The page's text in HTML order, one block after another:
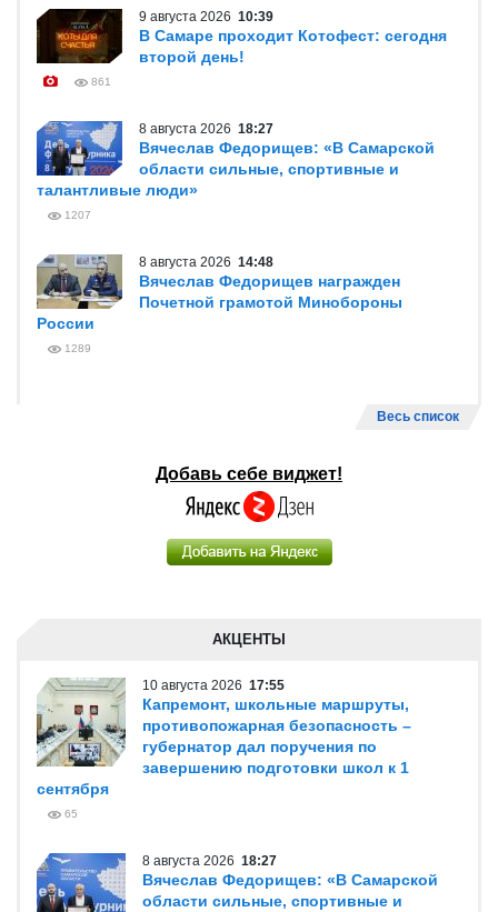
9 августа 2026 10:39
В Самаре проходит Котофест: сегодня
второй день!
861
8 августа 2026 18:27
Вячеслав Федорищев: «В Самарской
области сильные, спортивные и
талантливые люди»
1207
8 августа 2026 14:48
Вячеслав Федорищев награжден
Почетной грамотой Минобороны
России
1289
Весь список
Добавь себе виджет!
АКЦЕНТЫ
10 августа 2026 17:55
Капремонт, школьные маршруты,
противопожарная безопасность –
губернатор дал поручения по
завершению подготовки школ к 1
сентября
65
8 августа 2026 18:27
Вячеслав Федорищев: «В Самарской
области сильные, спортивные и